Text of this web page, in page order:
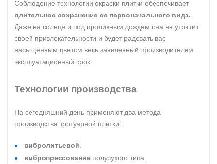
Соблюдение технологии окраски плитки обеспечивает
длительное сохранение ее первоначального вида.
Даже на солнце и под проливным дождем она не утратит
своей привлекательности и будет радовать вас
насыщенным цветом весь заявленный производителем
эксплуатационный срок.
Технологии производства
На сегодняшний день применяют два метода
производства тротуарной плитки:
вибролитьевой
вибропрессование полусухого типа.